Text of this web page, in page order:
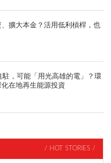
擴大本金？活用低利槓桿，也
，可能「用光高雄的電」？環
在地再生能源投資
/ HOT STORIES /